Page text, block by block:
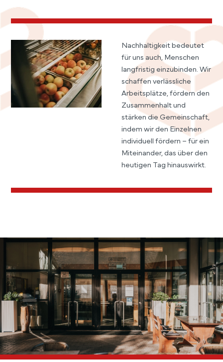
Nachhaltigkeit bedeutet
für uns auch, Menschen
langfristig einzubinden. Wir
schaffen verlässliche
Arbeitsplätze, fördern den
Zusammenhalt und
stärken die Gemeinschaft,
indem wir den Einzelnen
individuell fördern – für ein
Miteinander, das über den
heutigen Tag hinauswirkt.